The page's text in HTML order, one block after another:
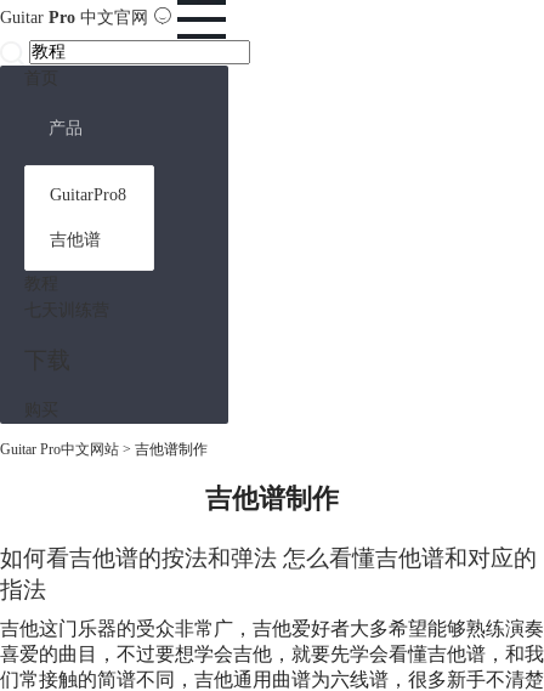
Guitar Pro 中文官网
产品
GuitarPro8
吉他谱
Guitar Pro中文网站 > 吉他谱制作
吉他谱制作
如何看吉他谱的按法和弹法 怎么看懂吉他谱和对应的
指法
吉他这门乐器的受众非常广，吉他爱好者大多希望能够熟练演奏
喜爱的曲目，不过要想学会吉他，就要先学会看懂吉他谱，和我
们常接触的简谱不同，吉他通用曲谱为六线谱，很多新手不清楚